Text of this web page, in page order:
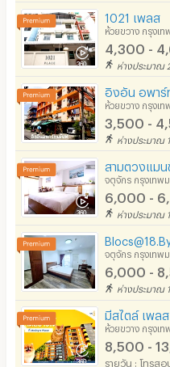
1021 เพลส
ห้วยขวาง กรุงเ
4,300 -
ห่างประมาณ
อิงอัน อพาร์
ห้วยขวาง กรุงเ
3,500 -
ห่างประมาณ
สามตวงแมน
จตุจักร กรุงเทพ
6,000 -
ห่างประมาณ
จตุจักร กรุงเทพ
6,000 -
ห่างประมาณ
มีสไตล์ เพลส
ห้วยขวาง กรุงเ
8,500 -
รายวัน : โทรสอ